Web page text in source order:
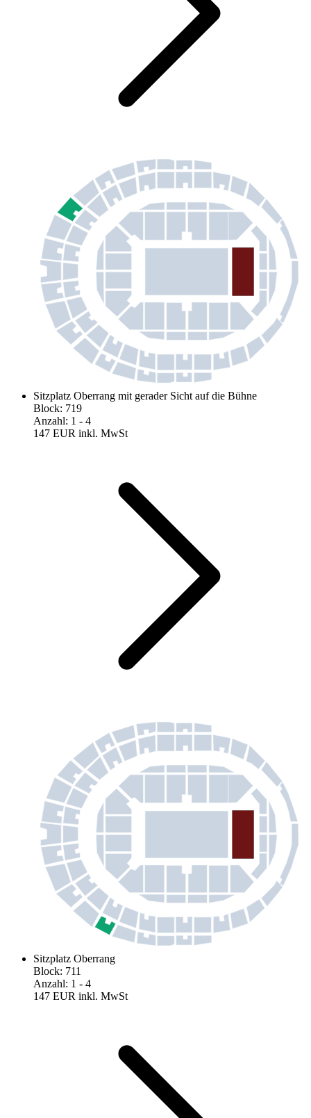
Sitzplatz Oberrang mit gerader Sicht auf die Bühne
Block: 719
Anzahl: 1 - 4
147 EUR inkl. MwSt
Sitzplatz Oberrang
Block: 711
Anzahl: 1 - 4
147 EUR inkl. MwSt